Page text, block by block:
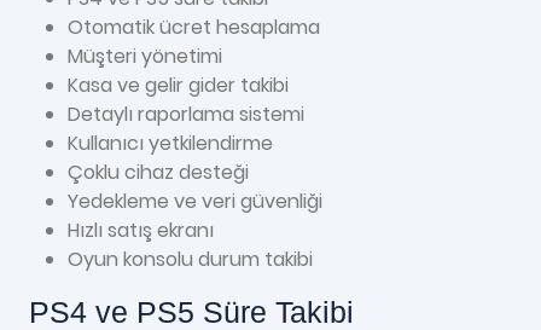
Otomatik ücret hesaplama
Müşteri yönetimi
Kasa ve gelir gider takibi
Detaylı raporlama sistemi
Kullanıcı yetkilendirme
Çoklu cihaz desteği
Yedekleme ve veri güvenliği
Hızlı satış ekranı
Oyun konsolu durum takibi
PS4 ve PS5 Süre Takibi